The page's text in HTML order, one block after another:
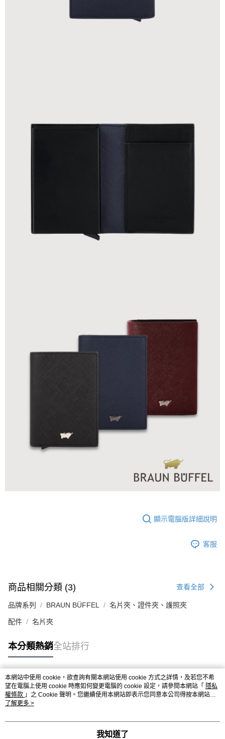
顯示電腦版詳細說明
客服
商品相關分類 (3) 查看全部
品牌系列 BRAUN BÜFFEL 名片夾、證件夾、護照夾
配件 名片夾
本分類熱銷全站排行
熱門標籤
本網站中使用 cookie，欲查詢有關本網站使用 cookie 方式之詳情，及若您不希
望在電腦上使用 cookie 時應如何變更電腦的 cookie 設定，請參閱本網站「 隱私
權條款 」之 Cookie 聲明。您繼續使用本網站即表示您同意本公司得按本網站使
用條款之 Cookie 聲明使用 cookie。
了解更多 >
我知道了